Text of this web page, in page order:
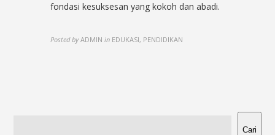
fondasi kesuksesan yang kokoh dan abadi.
Posted by ADMIN in EDUKASI, PENDIDIKAN
Cari